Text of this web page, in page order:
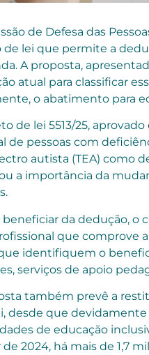
de Defesa das
de lei que permite a
A proposta,
atual para classificar
o abatimento para
de lei 5513/25,
de pessoas com
autista (TEA) como
a importância da
beneficiar da dedução,
que comprove
identifiquem o
serviços de apoio
também prevê a
desde que
de educação
de 2024, há mais de 1,7